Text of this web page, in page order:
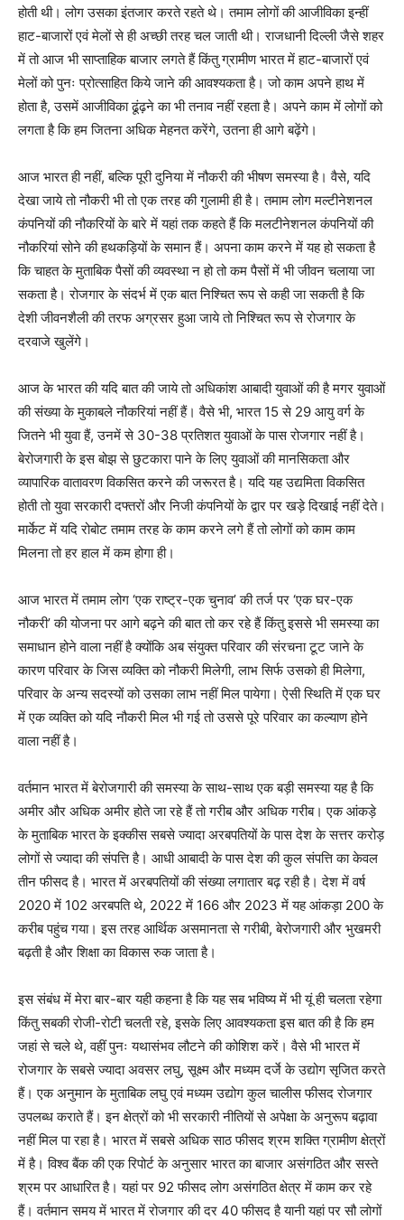
होती थी। लोग उसका इंतजार करते रहते थे। तमाम लोगों की आजीविका इन्हीं
हाट-बाजारों एवं मेलों से ही अच्छी तरह चल जाती थी। राजधानी दिल्ली जैसे शहर
में तो आज भी साप्ताहिक बाजार लगते हैं किंतु ग्रामीण भारत में हाट-बाजारों एवं
मेलों को पुनः प्रोत्साहित किये जाने की आवश्यकता है। जो काम अपने हाथ में
होता है, उसमें आजीविका ढूंढ़ने का भी तनाव नहीं रहता है। अपने काम में लोगों को
लगता है कि हम जितना अधिक मेहनत करेंगे, उतना ही आगे बढ़ेंगे।
आज भारत ही नहीं, बल्कि पूरी दुनिया में नौकरी की भीषण समस्या है। वैसे, यदि
देखा जाये तो नौकरी भी तो एक तरह की गुलामी ही है। तमाम लोग मल्टीनेशनल
कंपनियों की नौकरियों के बारे में यहां तक कहते हैं कि मलटीनेशनल कंपनियों की
नौकरियां सोने की हथकड़ियों के समान हैं। अपना काम करने में यह हो सकता है
कि चाहत के मुताबिक पैसों की व्यवस्था न हो तो कम पैसों में भी जीवन चलाया जा
सकता है। रोजगार के संदर्भ में एक बात निश्चित रूप से कही जा सकती है कि
देशी जीवनशैली की तरफ अग्रसर हुआ जाये तो निश्चित रूप से रोजगार के
दरवाजे खुलेंगे।
आज के भारत की यदि बात की जाये तो अधिकांश आबादी युवाओं की है मगर युवाओं
की संख्या के मुकाबले नौकरियां नहीं हैं। वैसे भी, भारत 15 से 29 आयु वर्ग के
जितने भी युवा हैं, उनमें से 30-38 प्रतिशत युवाओं के पास रोजगार नहीं है।
बेरोजगारी के इस बोझ से छुटकारा पाने के लिए युवाओं की मानसिकता और
व्यापारिक वातावरण विकसित करने की जरूरत है। यदि यह उद्यमिता विकसित
होती तो युवा सरकारी दफ्तरों और निजी कंपनियों के द्वार पर खड़े दिखाई नहीं देते।
मार्केट में यदि रोबोट तमाम तरह के काम करने लगे हैं तो लोगों को काम काम
मिलना तो हर हाल में कम होगा ही।
आज भारत में तमाम लोग ‘एक राष्ट्र-एक चुनाव’ की तर्ज पर ‘एक घर-एक
नौकरी’ की योजना पर आगे बढ़ने की बात तो कर रहे हैं किंतु इससे भी समस्या का
समाधान होने वाला नहीं है क्योंकि अब संयुक्त परिवार की संरचना टूट जाने के
कारण परिवार के जिस व्यक्ति को नौकरी मिलेगी, लाभ सिर्फ उसको ही मिलेगा,
परिवार के अन्य सदस्यों को उसका लाभ नहीं मिल पायेगा। ऐसी स्थिति में एक घर
में एक व्यक्ति को यदि नौकरी मिल भी गई तो उससे पूरे परिवार का कल्याण होने
वाला नहीं है।
वर्तमान भारत में बेरोजगारी की समस्या के साथ-साथ एक बड़ी समस्या यह है कि
अमीर और अधिक अमीर होते जा रहे हैं तो गरीब और अधिक गरीब। एक आंकड़े
के मुताबिक भारत के इक्कीस सबसे ज्यादा अरबपतियों के पास देश के सत्तर करोड़
लोगों से ज्यादा की संपत्ति है। आधी आबादी के पास देश की कुल संपत्ति का केवल
तीन फीसद है। भारत में अरबपतियों की संख्या लगातार बढ़ रही है। देश में वर्ष
2020 में 102 अरबपति थे, 2022 में 166 और 2023 में यह आंकड़ा 200 के
करीब पहुंच गया। इस तरह आर्थिक असमानता से गरीबी, बेरोजगारी और भुखमरी
बढ़ती है और शिक्षा का विकास रुक जाता है।
इस संबंध में मेरा बार-बार यही कहना है कि यह सब भविष्य में भी यूं ही चलता रहेगा
किंतु सबकी रोजी-रोटी चलती रहे, इसके लिए आवश्यकता इस बात की है कि हम
जहां से चले थे, वहीं पुनः यथासंभव लौटने की कोशिश करें। वैसे भी भारत में
रोजगार के सबसे ज्यादा अवसर लघु, सूक्ष्म और मध्यम दर्जे के उद्योग सृजित करते
हैं। एक अनुमान के मुताबिक लघु एवं मध्यम उद्योग कुल चालीस फीसद रोजगार
उपलब्ध कराते हैं। इन क्षेत्रों को भी सरकारी नीतियों से अपेक्षा के अनुरूप बढ़ावा
नहीं मिल पा रहा है। भारत में सबसे अधिक साठ फीसद श्रम शक्ति ग्रामीण क्षेत्रों
में है। विश्व बैंक की एक रिपोर्ट के अनुसार भारत का बाजार असंगठित और सस्ते
श्रम पर आधारित है। यहां पर 92 फीसद लोग असंगठित क्षेत्र में काम कर रहे
हैं। वर्तमान समय में भारत में रोजगार की दर 40 फीसद है यानी यहां पर सौ लोगों